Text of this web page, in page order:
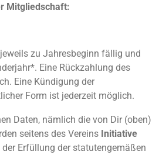
Mitgliedschaft:
zu Jahresbeginn fällig und
Eine Rückzahlung des
Eine Kündigung der
Form ist jederzeit möglich.
Daten, nämlich die von Dir (oben)
seitens des Vereins Initiative
der Erfüllung der statutengemäßen